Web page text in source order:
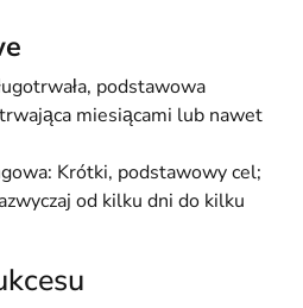
podstawowa
miesiącami lub nawet
Krótki, podstawowy cel;
od kilku dni do kilku